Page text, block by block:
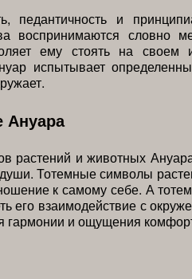
педантичность и
воспринимаются словно
ему стоять на своем
испытывает
Ануара
растений и животных
Тотемные символы
к самому себе. А
его взаимодействие с
гармонии и ощущения